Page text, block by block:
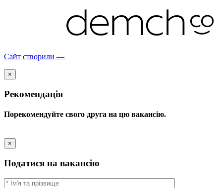
Сайт створили —
×
Рекомендація
Порекомендуйте свого друга на цю вакансію.
×
Податися на вакансію